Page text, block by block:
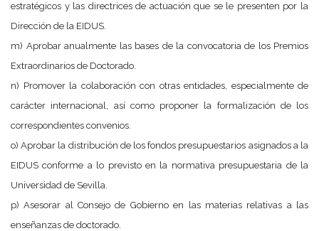
estratégicos y las directrices de actuación que se le presenten por la
Dirección de la EIDUS.
m) Aprobar anualmente las bases de la convocatoria de los Premios
Extraordinarios de Doctorado.
n) Promover la colaboración con otras entidades, especialmente de
carácter internacional, así como proponer la formalización de los
correspondientes convenios.
o) Aprobar la distribución de los fondos presupuestarios asignados a la
EIDUS conforme a lo previsto en la normativa presupuestaria de la
Universidad de Sevilla.
p) Asesorar al Consejo de Gobierno en las materias relativas a las
enseñanzas de doctorado.